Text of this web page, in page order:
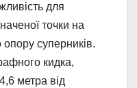
для
точки на
суперників.
кидка,
метра від